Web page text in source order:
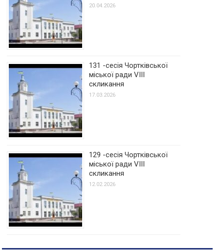
20.04.2026
131 -сесія Чортківської
міської ради VIII
скликання
17.03.2026
129 -сесія Чортківської
міської ради VIII
скликання
12.02.2026